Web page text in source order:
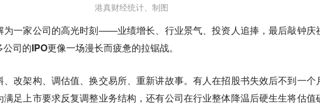
港真财经统计、制图
为一家公司的高光时刻——业绩增长、行业景气、投资人追捧，最后敲钟庆
司的IPO更像一场漫长而疲惫的拉锯战。
、改架构、调估值、换交易所、重新讲故事。有人在招股书失效后不到一个
满足上市要求反复调整业务结构，还有公司在行业整体降温后硬生生将估值